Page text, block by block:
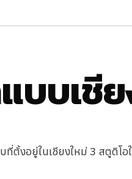
บบเชีย
ตั้งอยู่ในเชียงใหม่ 3 สตูดิโ